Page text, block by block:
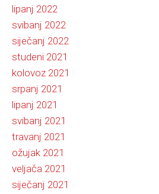
lipanj 2022
svibanj 2022
siječanj 2022
studeni 2021
kolovoz 2021
srpanj 2021
lipanj 2021
svibanj 2021
travanj 2021
ožujak 2021
veljača 2021
siječanj 2021